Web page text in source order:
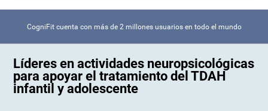
CogniFit cuenta con más de 2 millones usuarios en todo el mundo
Líderes en actividades neuropsicológicas
para apoyar el tratamiento del TDAH
infantil y adolescente